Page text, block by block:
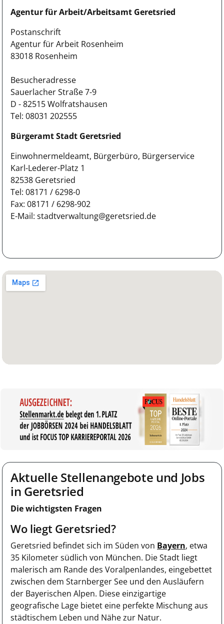
Agentur für Arbeit/Arbeitsamt Geretsried
Postanschrift
Agentur für Arbeit Rosenheim
83018 Rosenheim
Besucheradresse
Sauerlacher Straße 7-9
D - 82515 Wolfratshausen
Tel: 08031 202555
Bürgeramt Stadt Geretsried
Einwohnermeldeamt, Bürgerbüro, Bürgerservice
Karl-Lederer-Platz 1
82538 Geretsried
Tel: 08171 / 6298-0
Fax: 08171 / 6298-902
E-Mail: stadtverwaltung@geretsried.de
Aktuelle Stellenangebote und Jobs
in Geretsried
Die wichtigsten Fragen
Wo liegt Geretsried?
Geretsried befindet sich im Süden von Bayern, etwa
35 Kilometer südlich von München. Die Stadt liegt
malerisch am Rande des Voralpenlandes, eingebettet
zwischen dem Starnberger See und den Ausläufern
der Bayerischen Alpen. Diese einzigartige
geografische Lage bietet eine perfekte Mischung aus
städtischem Leben und Nähe zur Natur.